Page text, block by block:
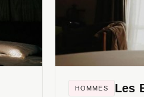
HOMMES Les